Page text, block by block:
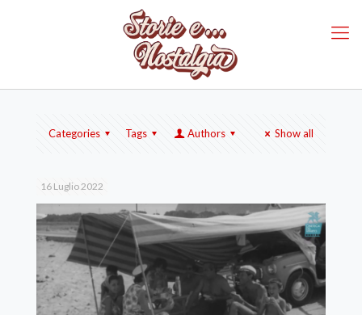
Categories Tags Authors Show all
16 Luglio 2022